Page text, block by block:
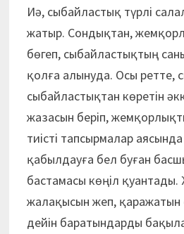
Иә, сыбайластық түрлі
жатыр. Сондықтан,
бөгеп, сыбайластықтың
қолға алынуда. Осы ретте,
сыбайластықтан көретін
жазасын беріп,
тиісті тапсырмалар
қабылдауға бел буған
бастамасы көңіл
жалақысын жеп, қаражатын
дейін баратындарды